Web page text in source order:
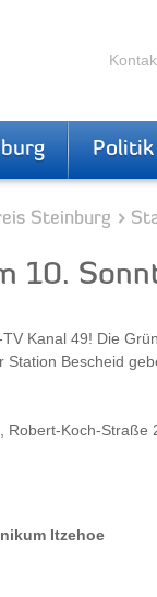
Politik
Steinburg
10.
Kanal 49! Die
Station Bescheid
Robert-Koch-Straße
Itzehoe